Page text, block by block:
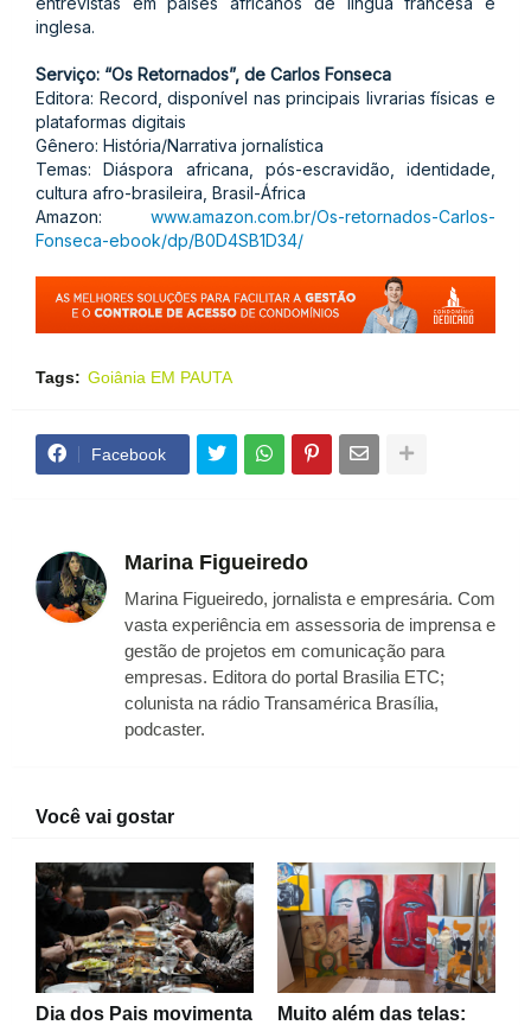
inglesa.
Serviço: “Os Retornados”, de Carlos Fonseca
Editora: Record, disponível nas principais livrarias físicas e
plataformas digitais
Gênero: História/Narrativa jornalística
Temas: Diáspora africana, pós-escravidão, identidade,
cultura afro-brasileira, Brasil-África
Amazon: www.amazon.com.br/Os-retornados-Carlos-
Fonseca-ebook/dp/B0D4SB1D34/
Tags: Goiânia EM PAUTA
Facebook
Marina Figueiredo
Marina Figueiredo, jornalista e empresária. Com
vasta experiência em assessoria de imprensa e
gestão de projetos em comunicação para
empresas. Editora do portal Brasilia ETC;
colunista na rádio Transamérica Brasília,
podcaster.
Você vai gostar
Dia dos Pais movimenta
Muito além das telas: